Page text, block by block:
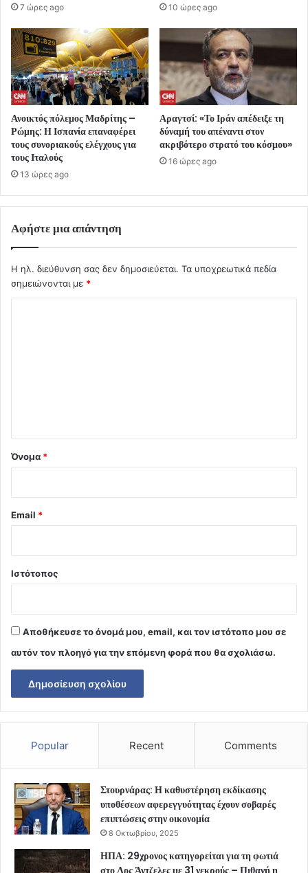
7 ώρες ago 10 ώρες ago
Ανοικτός πόλεμος Μαδρίτης –
Ρώμης: Η Ισπανία επαναφέρει
τους συνοριακούς ελέγχους για
τους Ιταλούς
13 ώρες ago
Αραγτσί: «Το Ιράν απέδειξε τη
δύναμή του απέναντι στον
ακριβότερο στρατό του κόσμου»
16 ώρες ago
Αφήστε μια απάντηση
Η ηλ. διεύθυνση σας δεν δημοσιεύεται. Τα υποχρεωτικά πεδία
σημειώνονται με *
Όνομα *
Email *
Ιστότοπος
Αποθήκευσε το όνομά μου, email, και τον ιστότοπο μου σε
αυτόν τον πλοηγό για την επόμενη φορά που θα σχολιάσω.
Popular Recent Comments
Στουρνάρας: Η καθυστέρηση εκδίκασης
υποθέσεων αφερεγγυότητας έχουν σοβαρές
επιπτώσεις στην οικονομία
8 Οκτωβρίου, 2025
ΗΠΑ: 29χρονος κατηγορείται για τη φωτιά